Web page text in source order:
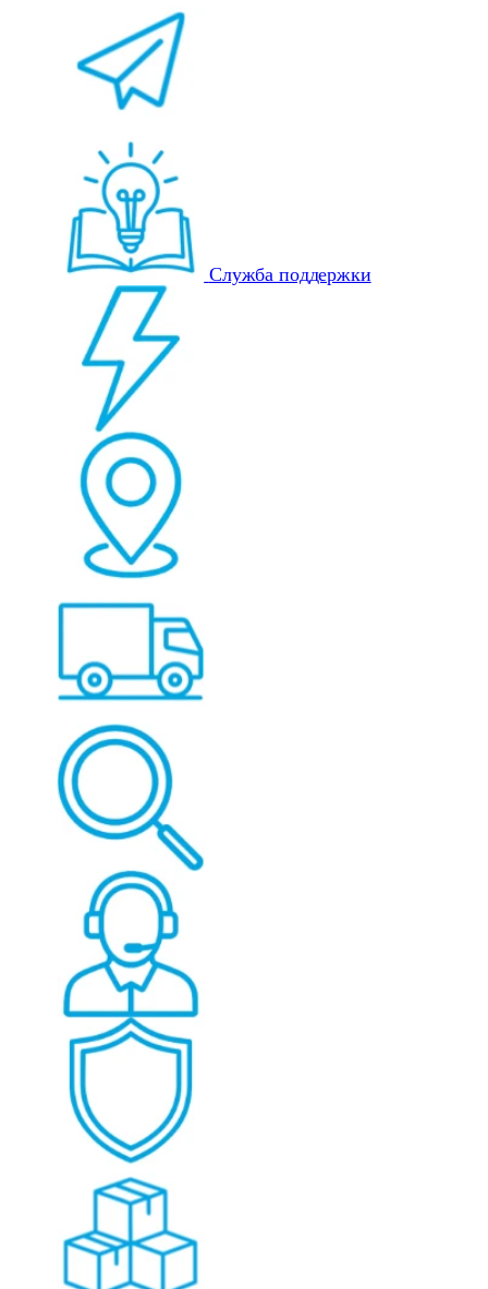
Служба поддержки